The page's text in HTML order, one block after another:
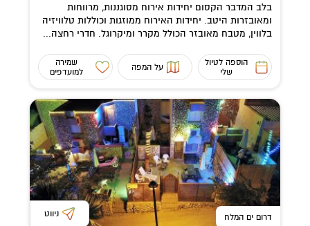
בלב המדבר הקסום יחידות אירוח מסוגננות, מרווחות
ומאובזרות היטב. יחידות האירוח ממוזגות וכוללות טלוויזיה
בלווין, מטבח מאובזר הכולל מקרר ומיקרוגל. חדרי רחצה...
הוספה לטיול
שלי
על המפה
שמירה
למועדפים
דרום ים המלח ניווט